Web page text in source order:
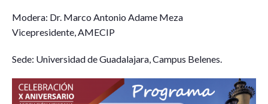
Modera: Dr. Marco Antonio Adame Meza
Vicepresidente, AMECIP
Sede: Universidad de Guadalajara, Campus Belenes.